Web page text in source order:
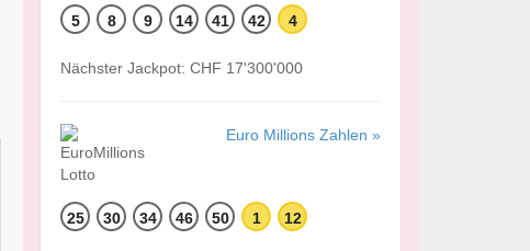
5 8 9 14 41 42 4
Nächster Jackpot: CHF 17'300'000
Euro Millions Zahlen »
25 30 34 46 50 1 12